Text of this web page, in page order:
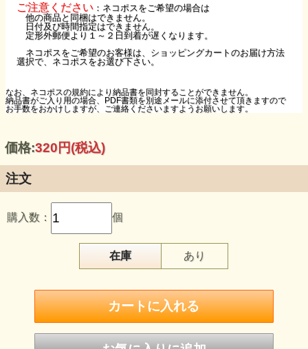
ご注意ください ：ネコポスをご希望の場合は
他の商品と同梱はできません。
日付及び時間指定はできません。
定形外郵便より１～２日到着が遅くなります。
ネコポスをご希望のお客様は、ショッピングカートのお届け方法
選択で、ネコポスをお選び下さい。
なお、ネコポスの規約により納品書を同封することができません。
納品書がご入り用の場合、PDF書類を別途メールに添付させて頂きますので
お手数をおかけしますが、ご連絡くださいますようお願いします。
価格:320円(税込)
注文
購入数： 個
在庫 あり